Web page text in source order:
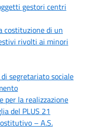
gestori centri
costituzione di un
rivolti ai minori
segretariato sociale
per la realizzazione
del PLUS 21
– A.S.